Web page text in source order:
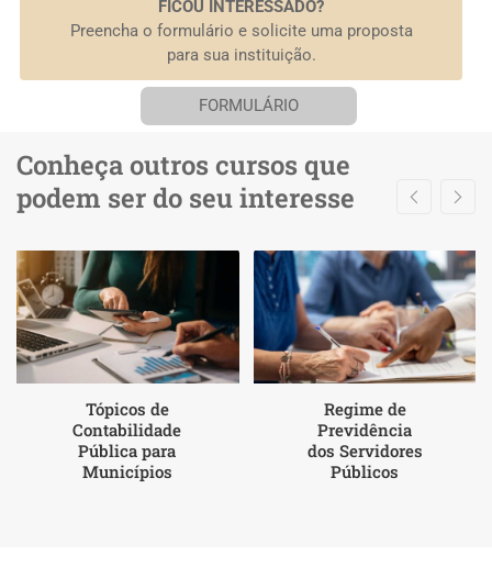
FICOU INTERESSADO?
Preencha o formulário e solicite uma proposta
para sua instituição.
FORMULÁRIO
Conheça outros cursos que
podem ser do seu interesse
Tópicos de
Contabilidade
Pública para
Municípios
Regime de
Previdência
dos Servidores
Públicos